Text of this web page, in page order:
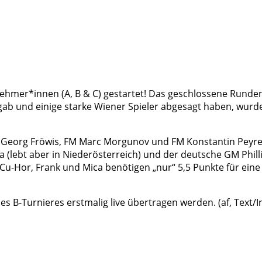
(A, B & C) gestartet! Das geschlossene
und einige starke Wiener Spieler abgesagt haben,
Fröwis, FM Marc Morgunov und FM Konstantin
(lebt aber in Niederösterreich) und der deutsche GM
Hor, Frank und Mica benötigen „nur“ 5,5 Punkte für
B-Turnieres erstmalig live übertragen werden. (af, Text/